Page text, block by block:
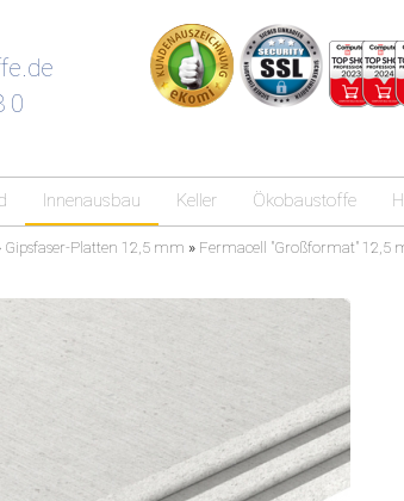
0
Innenausbau Keller Ökobaustoffe
Gipsfaser-Platten 12,5 mm » Fermacell "Großformat" 12,5